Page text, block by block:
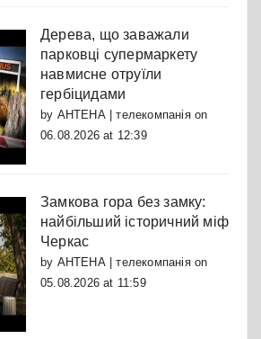
Дерева, що заважали
парковці супермаркету
навмисне отруїли
гербіцидами
by АНТЕНА | телекомпаніяon
06.08.2026 at 12:39
Замкова гора без замку:
найбільший історичний міф
Черкас
by АНТЕНА | телекомпаніяon
05.08.2026 at 11:59